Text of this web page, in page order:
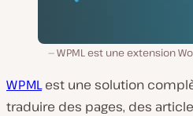
WPML est une extension
WPMLest une solution
traduire des pages, des